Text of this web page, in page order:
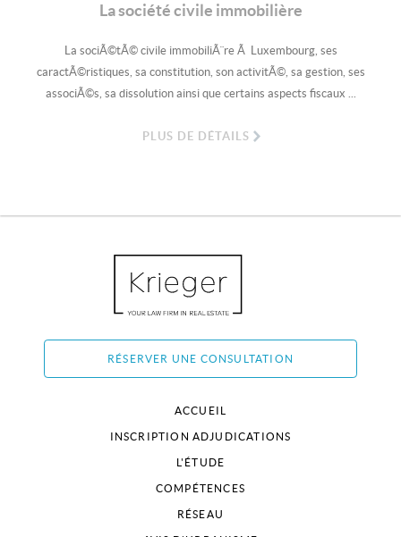
La société civile immobilière
La sociÃ©tÃ© civile immobiliÃ¨re Ã Luxembourg, ses
caractÃ©ristiques, sa constitution, son activitÃ©, sa gestion, ses
associÃ©s, sa dissolution ainsi que certains aspects fiscaux ...
PLUS DE DÉTAILS
RÉSERVER UNE CONSULTATION
ACCUEIL
INSCRIPTION ADJUDICATIONS
L'ÉTUDE
COMPÉTENCES
RÉSEAU